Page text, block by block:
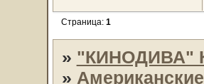
Страница: 1
» "КИНОДИВА"
»